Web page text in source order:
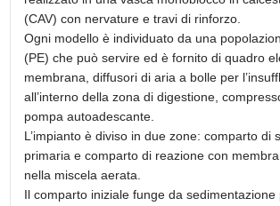
(CAV) con nervature e travi di rinforzo.
Ogni modello è individuato da una
(PE) che può servire ed è fornito di quadro
membrana, diffusori di aria a bolle per
all’interno della zona di digestione,
pompa autoadescante.
L’impianto è diviso in due zone: comparto di
primaria e comparto di reazione con
nella miscela aerata.
Il comparto iniziale funge da